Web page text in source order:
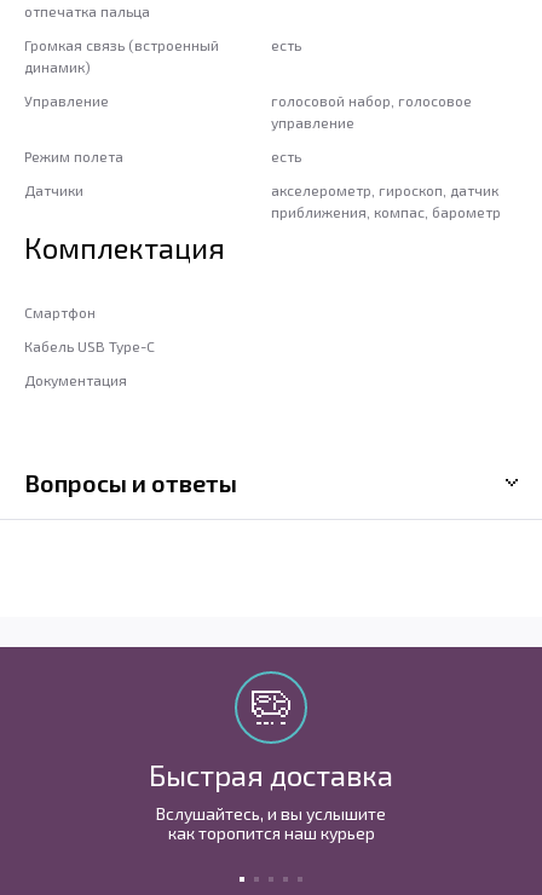
отпечатка пальца
Громкая связь (встроенный
динамик)
есть
Управление
голосовой набор, голосовое
управление
Режим полета
есть
Датчики
акселерометр, гироскоп, датчик
приближения, компас, барометр
Комплектация
Смартфон
Кабель USB Type-C
Документация
Вопросы и ответы
Быстрая доставка
Вслушайтесь, и вы услышите
как торопится наш курьер